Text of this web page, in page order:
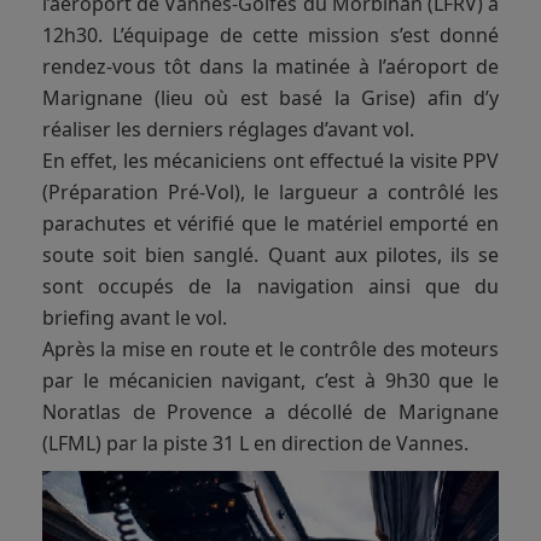
12h30. L’équipage de cette mission s’est donné
rendez-vous tôt dans la matinée à l’aéroport de
Marignane (lieu où est basé la Grise) afin d’y
réaliser les derniers réglages d’avant vol.
En effet, les mécaniciens ont effectué la visite PPV
(Préparation Pré-Vol), le largueur a contrôlé les
parachutes et vérifié que le matériel emporté en
soute soit bien sanglé. Quant aux pilotes, ils se
sont occupés de la navigation ainsi que du
briefing avant le vol.
Après la mise en route et le contrôle des moteurs
par le mécanicien navigant, c’est à 9h30 que le
Noratlas de Provence a décollé de Marignane
(LFML) par la piste 31 L en direction de Vannes.